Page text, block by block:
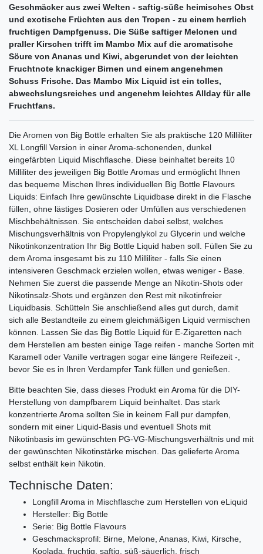
Geschmäcker aus zwei Welten - saftig-süße heimisches Obst
und exotische Früchten aus den Tropen - zu einem herrlich
fruchtigen Dampfgenuss. Die Süße saftiger Melonen und
praller Kirschen trifft im Mambo Mix auf die aromatische
Söure von Ananas und Kiwi, abgerundet von der leichten
Fruchtnote knackiger Birnen und einem angenehmen
Schuss Frische. Das Mambo Mix Liquid ist ein tolles,
abwechslungsreiches und angenehm leichtes Allday für alle
Fruchtfans.
Die Aromen von Big Bottle erhalten Sie als praktische 120 Milliliter
XL Longfill Version in einer Aroma-schonenden, dunkel
eingefärbten Liquid Mischflasche. Diese beinhaltet bereits 10
Milliliter des jeweiligen Big Bottle Aromas und ermöglicht Ihnen
das bequeme Mischen Ihres individuellen Big Bottle Flavours
Liquids: Einfach Ihre gewünschte Liquidbase direkt in die Flasche
füllen, ohne lästiges Dosieren oder Umfüllen aus verschiedenen
Mischbehältnissen. Sie entscheiden dabei selbst, welches
Mischungsverhältnis von Propylenglykol zu Glycerin und welche
Nikotinkonzentration Ihr Big Bottle Liquid haben soll. Füllen Sie zu
dem Aroma insgesamt bis zu 110 Milliliter - falls Sie einen
intensiveren Geschmack erzielen wollen, etwas weniger - Base.
Nehmen Sie zuerst die passende Menge an Nikotin-Shots oder
Nikotinsalz-Shots und ergänzen den Rest mit nikotinfreier
Liquidbasis. Schütteln Sie anschließend alles gut durch, damit
sich alle Bestandteile zu einem gleichmäßigen Liquid vermischen
können. Lassen Sie das Big Bottle Liquid für E-Zigaretten nach
dem Herstellen am besten einige Tage reifen - manche Sorten mit
Karamell oder Vanille vertragen sogar eine längere Reifezeit -,
bevor Sie es in Ihren Verdampfer Tank füllen und genießen.
Bitte beachten Sie, dass dieses Produkt ein Aroma für die DIY-
Herstellung von dampfbarem Liquid beinhaltet. Das stark
konzentrierte Aroma sollten Sie in keinem Fall pur dampfen,
sondern mit einer Liquid-Basis und eventuell Shots mit
Nikotinbasis im gewünschten PG-VG-Mischungsverhältnis und mit
der gewünschten Nikotinstärke mischen. Das gelieferte Aroma
selbst enthält kein Nikotin.
Technische Daten:
Longfill Aroma in Mischflasche zum Herstellen von eLiquid
Hersteller: Big Bottle
Serie: Big Bottle Flavours
Geschmacksprofil: Birne, Melone, Ananas, Kiwi, Kirsche,
Koolada, fruchtig, saftig, süß-säuerlich, frisch